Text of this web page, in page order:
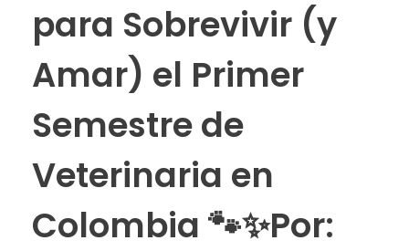
para Sobrevivir (y
Amar) el Primer
Semestre de
Veterinaria en
Colombia 🐾✨Por: